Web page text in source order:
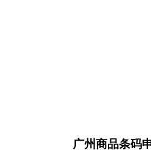
广州商品条码